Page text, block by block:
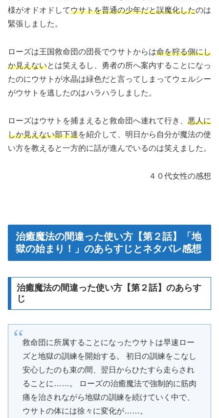
様がオドオドしてウサトを普通の少年だと誤魔化したのは
緊張しました。
ローズは王国救命団の団長でウサトからは命を狩る側にし
か見えないとは笑えるし、勇者の所へ案内することになっ
たのにウサトが水晶は緑色だと言ってしまってウェルシー
がウサトを逃したのはハラハラしました。
ローズはウサトを捕まえると救命団へ連れて行き、 悪人に
しか見えない部下達を紹介して、明日から自分が魔法の使
い方を教えると一方的に話が進んでいるのは笑えました。
４０代女性の感想
治癒魔法の間違った使い方【第２話】「地
獄の始まり！」のあらすじとネタバレ感想
治癒魔法の間違った使い方【第２話】のあらす
じ
救命団に所属することになったウサトは早速ロー
ズと地獄の訓練を開始する。 初日の訓練をこなし
安心したのも束の間、翌日からひたすら走らされ
ることに……。 ローズの治癒魔法で強制的に筋肉
痛を治されながら地獄の訓練を続けていく中で、
ウサトの体には徐々に変化が……。